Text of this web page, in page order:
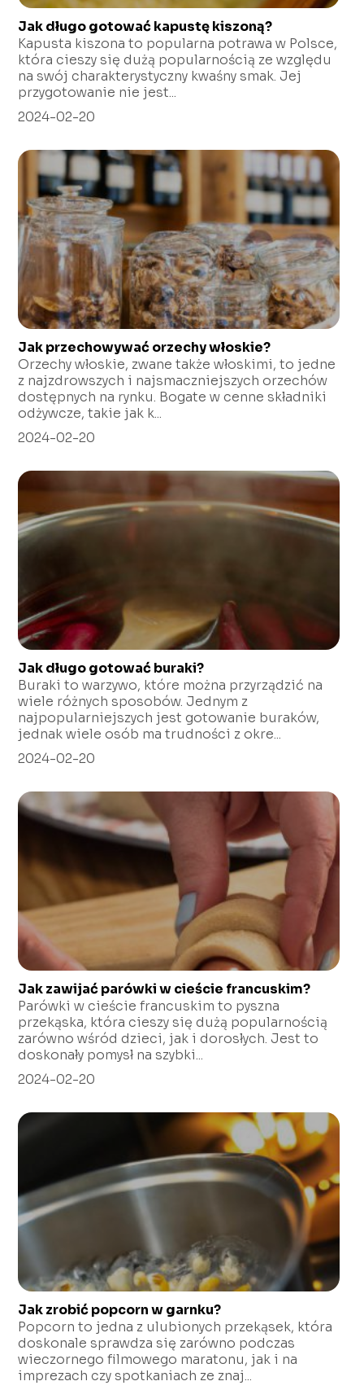
Jak długo gotować kapustę kiszoną?
Kapusta kiszona to popularna potrawa w Polsce,
która cieszy się dużą popularnością ze względu
na swój charakterystyczny kwaśny smak. Jej
przygotowanie nie jest...
2024-02-20
Jak przechowywać orzechy włoskie?
Orzechy włoskie, zwane także włoskimi, to jedne
z najzdrowszych i najsmaczniejszych orzechów
dostępnych na rynku. Bogate w cenne składniki
odżywcze, takie jak k...
2024-02-20
Jak długo gotować buraki?
Buraki to warzywo, które można przyrządzić na
wiele różnych sposobów. Jednym z
najpopularniejszych jest gotowanie buraków,
jednak wiele osób ma trudności z okre...
2024-02-20
Jak zawijać parówki w cieście francuskim?
Parówki w cieście francuskim to pyszna
przekąska, która cieszy się dużą popularnością
zarówno wśród dzieci, jak i dorosłych. Jest to
doskonały pomysł na szybki...
2024-02-20
Jak zrobić popcorn w garnku?
Popcorn to jedna z ulubionych przekąsek, która
doskonale sprawdza się zarówno podczas
wieczornego filmowego maratonu, jak i na
imprezach czy spotkaniach ze znaj...